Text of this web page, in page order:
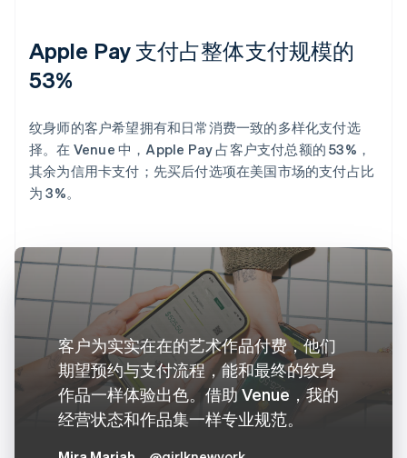
Apple Pay 支付占整体支付规模的
53%
纹身师的客户希望拥有和日常消费一致的多样化支付选
择。在 Venue 中，Apple Pay 占客户支付总额的 53%，
其余为信用卡支付；先买后付选项在美国市场的支付占比
为 3%。
客户为实实在在的艺术作品付费，他们
期望预约与支付流程，能和最终的纹身
作品一样体验出色。借助 Venue，我的
经营状态和作品集一样专业规范。